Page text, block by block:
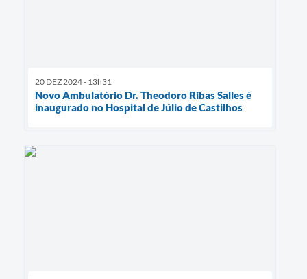
20 DEZ 2024 - 13h31
Novo Ambulatório Dr. Theodoro Ribas Salles é
inaugurado no Hospital de Júlio de Castilhos